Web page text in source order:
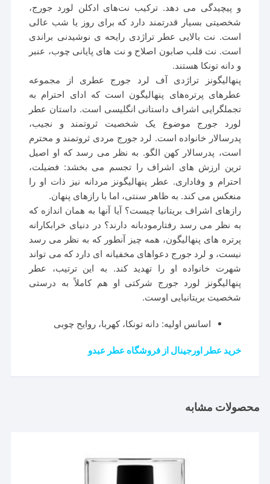
و پیچیدگی می دهد. ترکیب نت‌های ادکلن لورد جورج،
شخصیتی بسیار قدرتمند دارد که برای روز یا شب عالی
است. نت بالایی عطر تراژدی رایحه ی نوشیدنی براندی
است. نت قلب صابون اصلاح و نت های پایانی چوب، عنبر
و دانه تونکا هستند.
پنهالیگونز تراژدی آف لرد جورج عطری از مجموعه
عطرهای پرتره‌های پنهالیگون است که ادای احترام به
تجملگرایی اشراف داستانی انگلیسی است. داستان عطر
لورد جورج موضوع یک شخصیت ثروتمند و نجیب،
پدرسالار خانواده است. لرد جورج مردی ثروتمند و محترم
است، پدرسالار کهن الگو. به نظر می رسد که او اصیل
ترین ارزش های اشراف را تجسم می بخشد: فضیلت،
احترام و وفاداری. عطر پنهالیگونز مردانه نیز ذات او را
منعکس می کند. به ظاهر سنتی، اما با رازهای پنهان.
رازهای اشراف بریتانیا چیست؟ آیا آنها به همان اندازه که
به نظر می رسد رفتارمودبانه دارند؟ در دنیای خرابکارانه
پرتره های پنهالیگون، همه چیز آنطور که به نظر می رسد
نیست، و لرد جورج دعواهای مخفیانه ای دارد که می تواند
شهرت خانواده او را تهدید کند. به این ترتیب، عطر
پنهالیگونز لورد جورج شرکتی او هم کاملاً به درستی
شخصیت بریتانیایی اوست.
اسانس اولیه: دانه تونکا، کهربا، روایح چوبی
خرید عطر اورجینال از فروشگاه عطر عبدو
محصولات مشابه